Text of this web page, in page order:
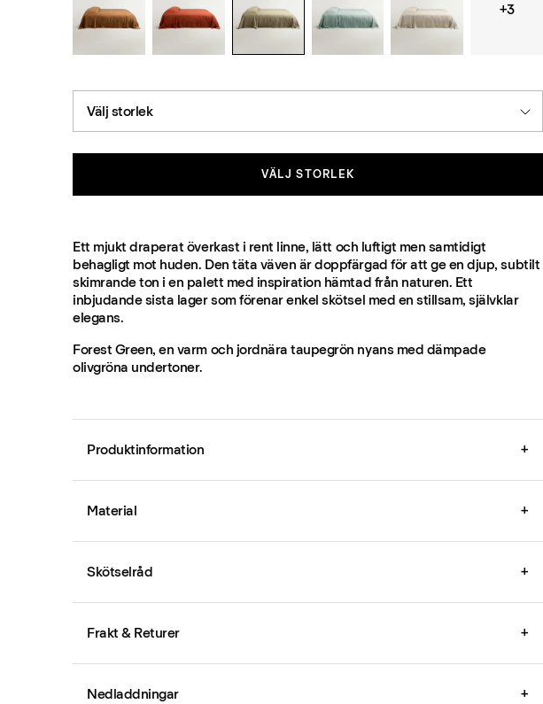
+3
Välj storlek
VÄLJ STORLEK
Ett mjukt draperat överkast i rent linne, lätt och luftigt men samtidigt
behagligt mot huden. Den täta väven är doppfärgad för att ge en djup, subtilt
skimrande ton i en palett med inspiration hämtad från naturen. Ett
inbjudande sista lager som förenar enkel skötsel med en stillsam, självklar
elegans.
Forest Green, en varm och jordnära taupegrön nyans med dämpade
olivgröna undertoner.
Produktinformation +
Material +
Skötselråd +
Frakt & Returer +
Nedladdningar +